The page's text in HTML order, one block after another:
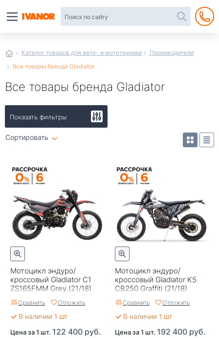
Каталог товаров для авто- и мототехники
Производители
Все товары бренда Gladiator
Все товары бренда Gladiator
Показать фильтры
Сортировать
Мотоцикл эндуро/
кроссовый Gladiator С1
ZS165FMM Grey (21/18)
Сравнить Отложить
В наличии 1 шт
Цена за 1 шт. 122 400 руб.
Мотоцикл эндуро/
кроссовый Gladiator K5
CB250 Graffiti (21/18)
Сравнить Отложить
В наличии 1 шт
Цена за 1 шт. 192 400 руб.
интернет-